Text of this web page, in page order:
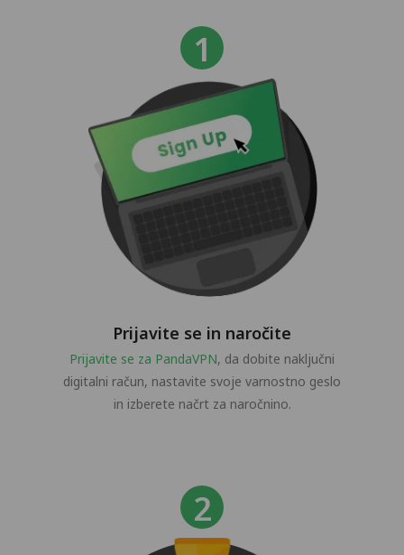
Prijavite se in naročite
Prijavite se za PandaVPN, da dobite naključni
digitalni račun, nastavite svoje varnostno geslo
in izberete načrt za naročnino.